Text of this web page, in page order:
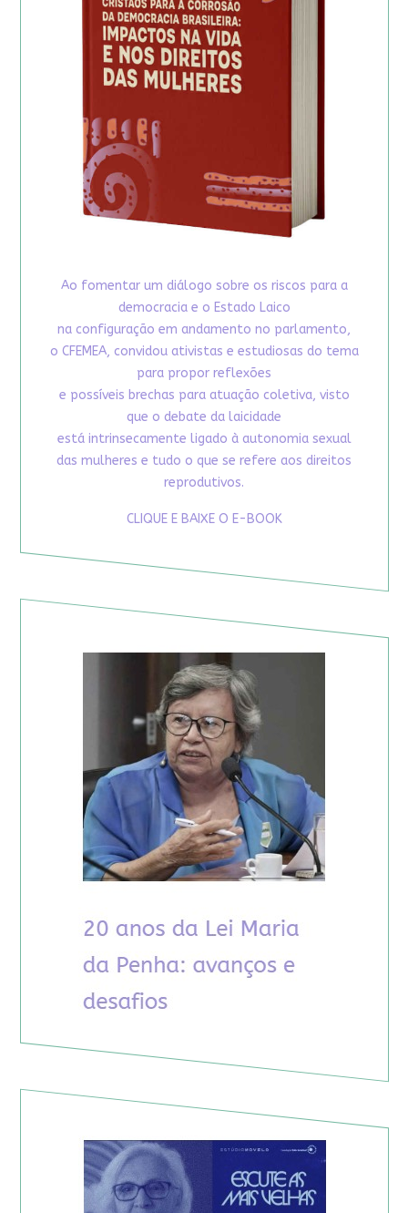
Ao fomentar um diálogo sobre os riscos para a
democracia e o Estado Laico
na configuração em andamento no parlamento,
o CFEMEA, convidou ativistas e estudiosas do tema
para propor reflexões
e possíveis brechas para atuação coletiva, visto
que o debate da laicidade
está intrinsecamente ligado à autonomia sexual
das mulheres e tudo o que se refere aos direitos
reprodutivos.
CLIQUE E BAIXE O E-BOOK